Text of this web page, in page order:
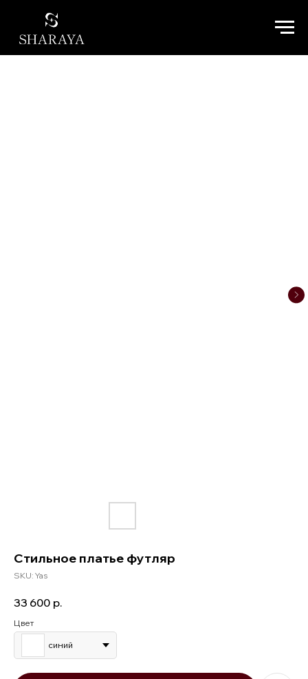
Стильное платье футляр
SKU: Yas
33 600 р.
Цвет
синий